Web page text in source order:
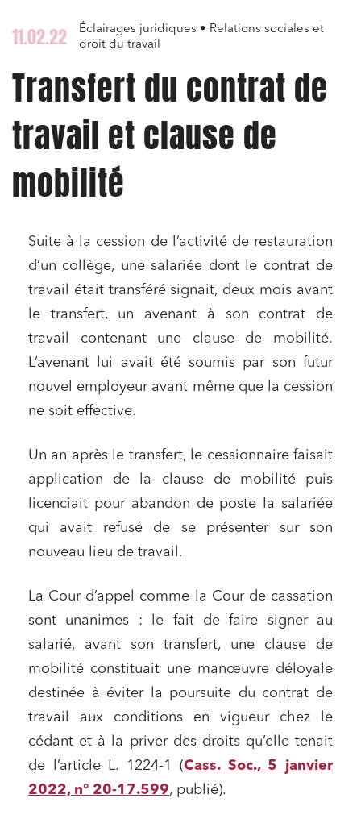
11.02.22
Éclairages juridiques • Relations sociales et
droit du travail
Transfert du contrat de
travail et clause de
mobilité
Suite à la cession de l’activité de restauration
d’un collège, une salariée dont le contrat de
travail était transféré signait, deux mois avant
le transfert, un avenant à son contrat de
travail contenant une clause de mobilité.
L’avenant lui avait été soumis par son futur
nouvel employeur avant même que la cession
ne soit effective.
Un an après le transfert, le cessionnaire faisait
application de la clause de mobilité puis
licenciait pour abandon de poste la salariée
qui avait refusé de se présenter sur son
nouveau lieu de travail.
La Cour d’appel comme la Cour de cassation
sont unanimes : le fait de faire signer au
salarié, avant son transfert, une clause de
mobilité constituait une manœuvre déloyale
destinée à éviter la poursuite du contrat de
travail aux conditions en vigueur chez le
cédant et à la priver des droits qu’elle tenait
de l’article L. 1224-1 (Cass. Soc., 5 janvier
2022, n° 20-17.599, publié).